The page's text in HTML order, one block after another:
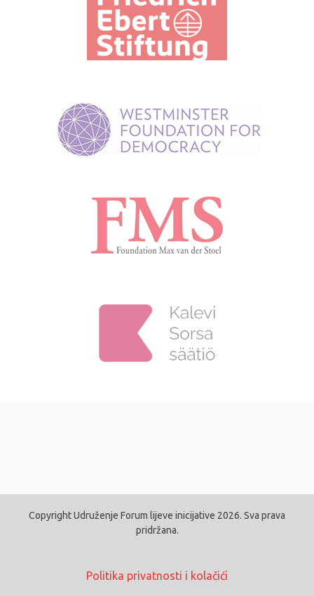
Copyright Udruženje Forum lijeve inicijative 2026. Sva prava
pridržana.
Politika privatnosti i kolačići